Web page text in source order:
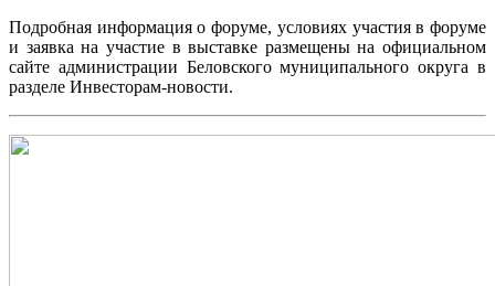
Подробная информация о форуме, условиях участия в форуме
и заявка на участие в выставке размещены на официальном
сайте администрации Беловского муниципального округа в
разделе Инвесторам-новости.